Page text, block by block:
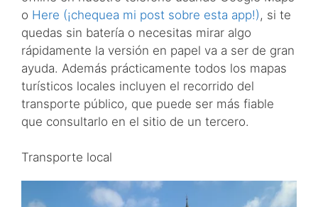
o Here (¡chequea mi post sobre esta app!) , si te
quedas sin batería o necesitas mirar algo
rápidamente la versión en papel va a ser de gran
ayuda. Además prácticamente todos los mapas
turísticos locales incluyen el recorrido del
transporte público, que puede ser más fiable
que consultarlo en el sitio de un tercero.
Transporte local